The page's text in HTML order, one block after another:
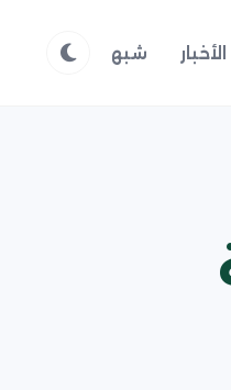
الأخبار شبهات وردود